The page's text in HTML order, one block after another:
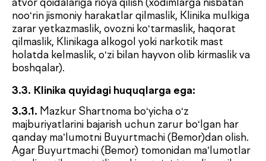
3.4.5.O‘z sog‘lig‘i holati to‘g‘risida ma’lumot olish
hamda Bemor manfaatlari yo‘lida ushbu
ma’lumotlar kimlarga berilishi mumkinligini yozma
ariza asosida belgilash.
3.4.6.Tibbiy sirni tashkil etuvchi ma’lumotlarni
himoya qilish.
Respublikasi qonunchiligi va mazkur Shartnomada
davolash choralari va zarur tavsiyalar ko‘rsatilgan
tibbiy xulosalarni olish.
3.5. Buyurtmachi (Bemor) quyidagilarga rozilik
bildiradi: